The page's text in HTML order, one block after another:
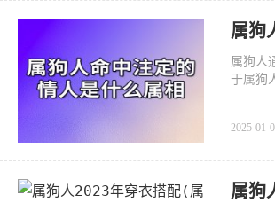
属狗
属狗人
于属狗
2025-01-
属狗